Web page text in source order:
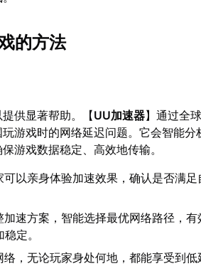
的方法
供显著帮助。【UU加速器】通过全
游戏时的网络延迟问题。它会智能分
游戏数据稳定、高效地传输。
以亲身体验加速效果，确认是否满足
加速方案，智能选择最优网络路径，
定。
络，无论玩家身处何地，都能享受到